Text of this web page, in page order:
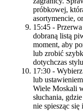
próbkowej,
asortymencie,
15:45 -
dobraną listą
moment, aby
lub zrobić
dotychczas
17:30 -
lub
Wiele Moskali
słuchania,
nie spiesząc